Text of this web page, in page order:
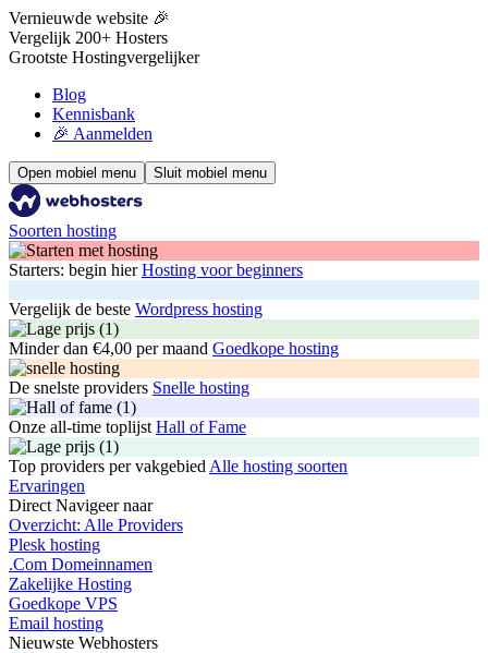
Vernieuwde website 🎉
Vergelijk 200+ Hosters
Grootste Hostingvergelijker
Blog
Kennisbank
🎉 Aanmelden
Open mobiel menu Sluit mobiel menu
Soorten hosting
Starters: begin hierHosting voor beginners
Vergelijk de beste Wordpress hosting
Minder dan €4,00 per maand Goedkope hosting
De snelste providers Snelle hosting
Onze all-time toplijst Hall of Fame
Top providers per vakgebied Alle hosting soorten
Ervaringen
Direct Navigeer naar
Overzicht: Alle Providers
Plesk hosting
.Com Domeinnamen
Zakelijke Hosting
Goedkope VPS
Email hosting
Nieuwste Webhosters